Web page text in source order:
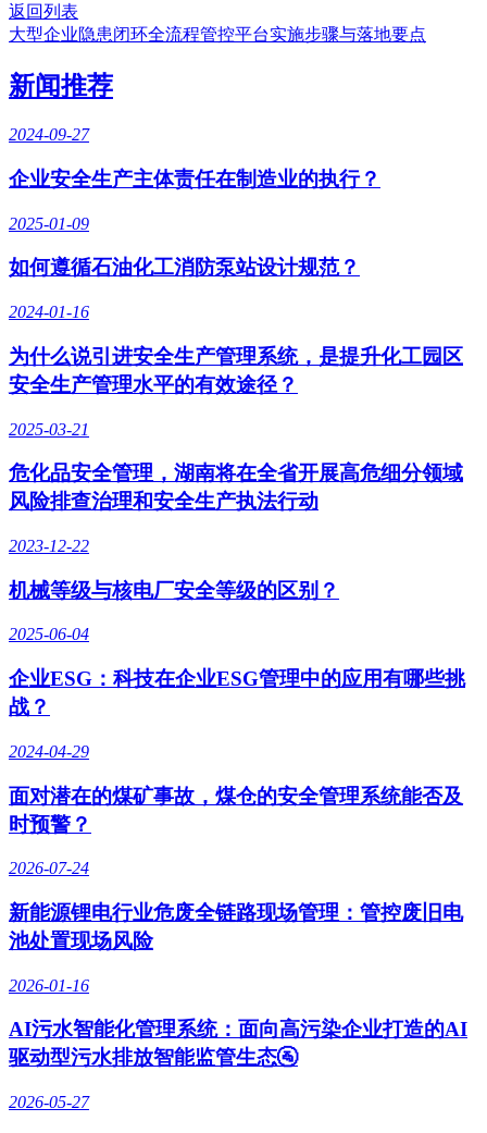
返回列表
大型企业隐患闭环全流程管控平台实施步骤与落地要点
新闻推荐
2024-09-27
企业安全生产主体责任在制造业的执行？
2025-01-09
如何遵循石油化工消防泵站设计规范？
2024-01-16
为什么说引进安全生产管理系统，是提升化工园区
安全生产管理水平的有效途径？
2025-03-21
危化品安全管理，湖南将在全省开展高危细分领域
风险排查治理和安全生产执法行动
2023-12-22
机械等级与核电厂安全等级的区别？
2025-06-04
企业ESG：科技在企业ESG管理中的应用有哪些挑
战？
2024-04-29
面对潜在的煤矿事故，煤仓的安全管理系统能否及
时预警？
2026-07-24
新能源锂电行业危废全链路现场管理：管控废旧电
池处置现场风险
2026-01-16
AI污水智能化管理系统：面向高污染企业打造的AI
驱动型污水排放智能监管生态🚰
2026-05-27